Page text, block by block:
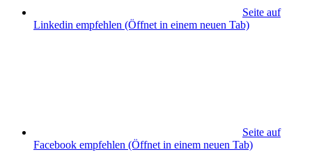
Seite auf
Linkedin empfehlen (Öffnet in einem neuen Tab)
Seite auf
Facebook empfehlen (Öffnet in einem neuen Tab)